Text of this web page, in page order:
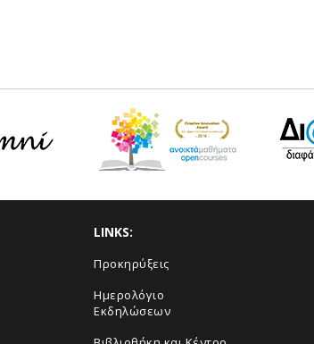
LINKS:
Προκηρύξεις
Ημερολόγιο
Εκδηλώσεων